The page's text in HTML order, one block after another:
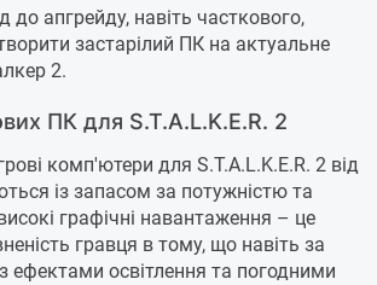
до апгрейду, навіть часткового,
застарілий ПК на актуальне
2.
ПК для S.T.A.L.K.E.R. 2
комп'ютери для S.T.A.L.K.E.R. 2 від
із запасом за потужністю та
графічні навантаження – це
гравця в тому, що навіть за
ефектами освітлення та погодними